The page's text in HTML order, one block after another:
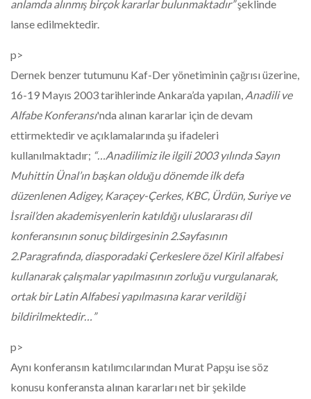
anlamda alınmış birçok kararlar bulunmaktadır”şeklinde
lanse edilmektedir.
p>
Dernek benzer tutumunu Kaf-Der yönetiminin çağrısı üzerine,
16-19 Mayıs 2003 tarihlerinde Ankara’da yapılan, Anadili ve
Alfabe Konferansı'nda alınan kararlar için de devam
ettirmektedir ve açıklamalarında şu ifadeleri
kullanılmaktadır; “…Anadilimiz ile ilgili 2003 yılında Sayın
Muhittin Ünal’ın başkan olduğu dönemde ilk defa
düzenlenen Adigey, Karaçey-Çerkes, KBC, Ürdün, Suriye ve
İsrail’den akademisyenlerin katıldığı uluslararası dil
konferansının sonuç bildirgesinin 2.Sayfasının
2.Paragrafında, diasporadaki Çerkeslere özel Kiril alfabesi
kullanarak çalışmalar yapılmasının zorluğu vurgulanarak,
ortak bir Latin Alfabesi yapılmasına karar verildiği
bildirilmektedir…”
p>
Aynı konferansın katılımcılarından Murat Papşu ise söz
konusu konferansta alınan kararları net bir şekilde